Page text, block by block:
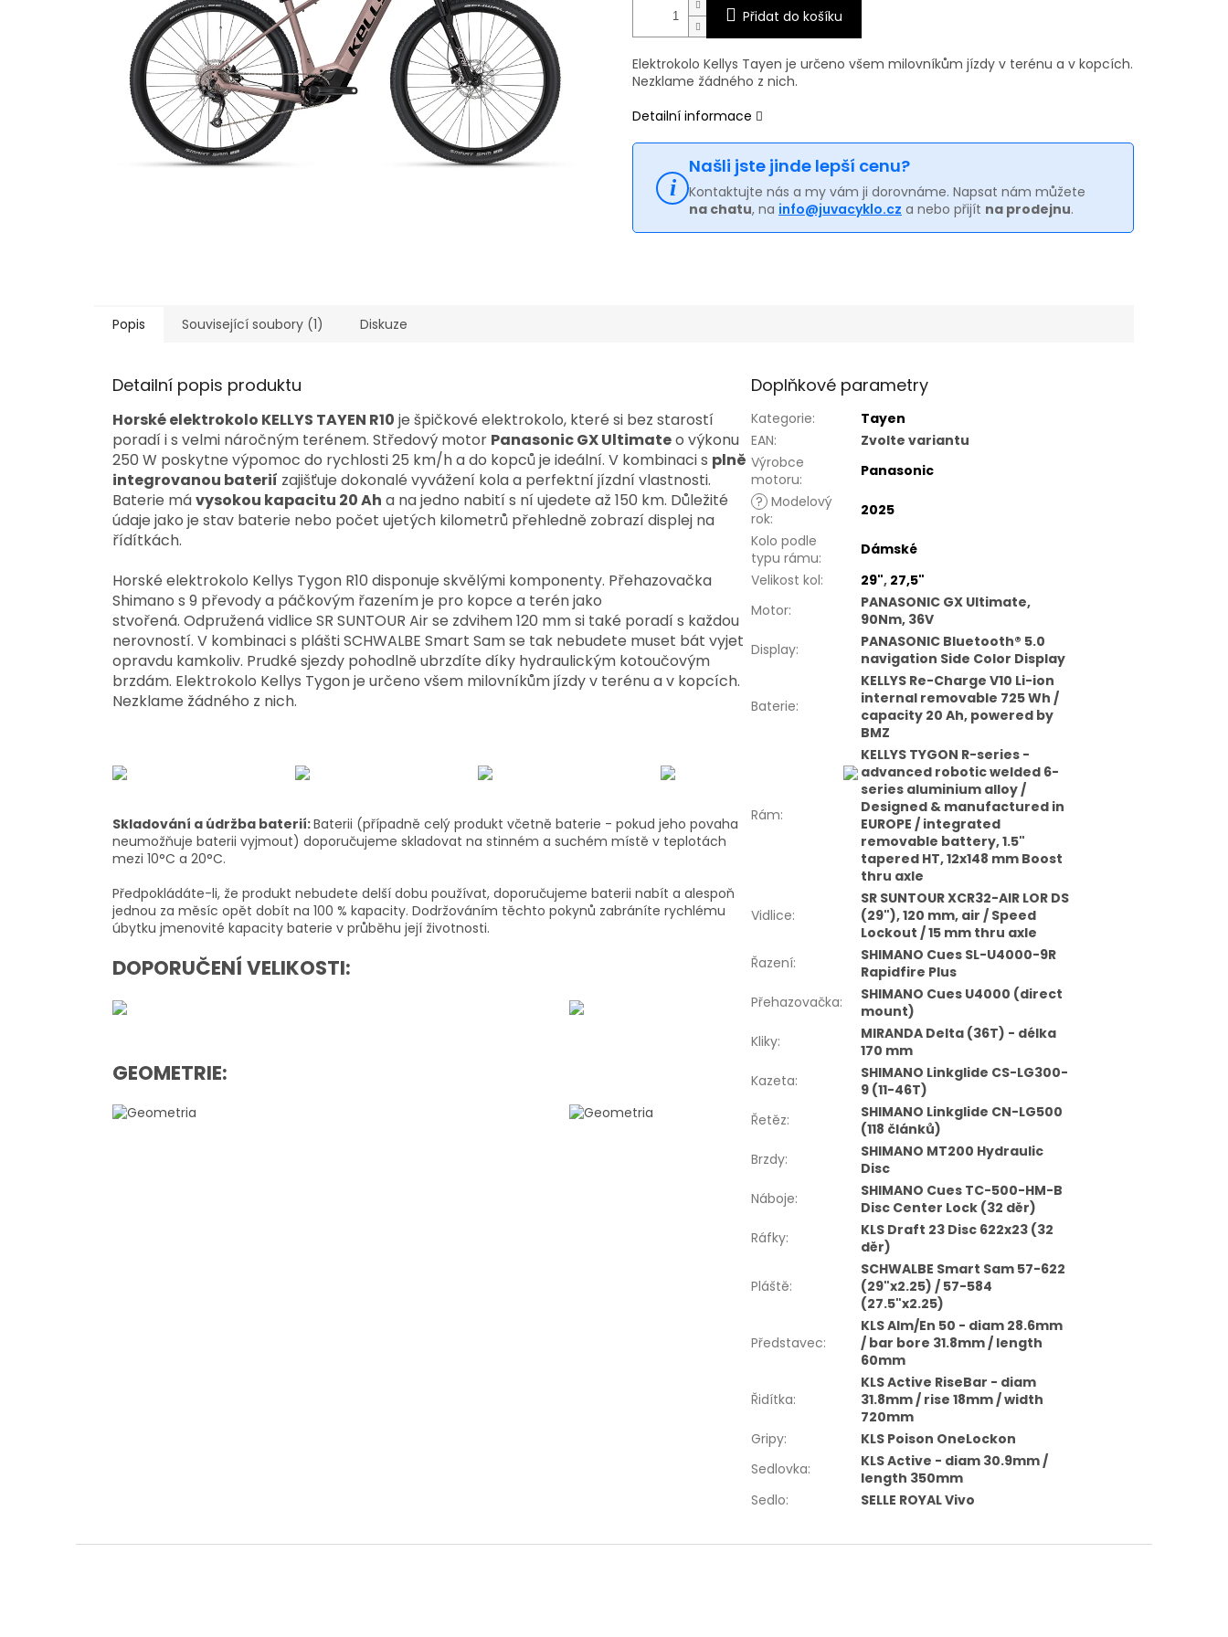
Přidat do košíku
Elektrokolo Kellys Tayen je určeno všem milovníkům jízdy v terénu a v kopcích.
Nezklame žádného z nich.
Detailní informace
Našli jste jinde lepší cenu?
Kontaktujte nás a my vám ji dorovnáme. Napsat nám můžete
na chatu, na info@juvacyklo.cz a nebo přijít na prodejnu.
Popis Související soubory (1) Diskuze
Detailní popis produktu
Horské elektrokolo KELLYS TAYEN R10 je špičkové elektrokolo, které si bez starostí
poradí i s velmi náročným terénem. Středový motor Panasonic GX Ultimateo výkonu
250 W poskytne výpomoc do rychlosti 25 km/h a do kopců je ideální. V kombinaci s plně
integrovanou baterií zajišťuje dokonalé vyvážení kola a perfektní jízdní vlastnosti.
Baterie mávysokou kapacitu 20 Ah a na jedno nabití s ní ujedete až 150 km. Důležité
údaje jako je stav baterie nebo počet ujetých kilometrů přehledně zobrazí displej na
řídítkách.
Horské elektrokolo Kellys Tygon R10 disponuje skvělými komponenty. Přehazovačka
Shimano s 9 převody a páčkovým řazením je pro kopce a terén jako
stvořená. Odpružená vidlice SR SUNTOUR Air se zdvihem 120 mm si také poradí s každou
nerovností. V kombinaci s pláštiSCHWALBE Smart Samse tak nebudete muset bát vyjet
opravdu kamkoliv. Prudké sjezdy pohodlně ubrzdíte díky hydraulickým kotoučovým
brzdám. Elektrokolo Kellys Tygon je určeno všem milovníkům jízdy v terénu a v kopcích.
Nezklame žádného z nich.
Skladování a údržba baterií:Baterii (případně celý produkt včetně baterie - pokud jeho povaha
neumožňuje baterii vyjmout) doporučujeme skladovat na stinném a suchém místě v teplotách
mezi 10°C a 20°C.
Předpokládáte-li, že produkt nebudete delší dobu používat, doporučujeme baterii nabít a alespoň
jednou za měsíc opět dobít na 100 % kapacity. Dodržováním těchto pokynů zabráníte rychlému
úbytku jmenovité kapacity baterie v průběhu její životnosti.
DOPORUČENÍ VELIKOSTI:
GEOMETRIE:
Doplňkové parametry
Kategorie:
Tayen
EAN:
Zvolte variantu
Výrobce
motoru:
Panasonic
? Modelový
rok:
2025
Kolo podle
typu rámu:
Dámské
Velikost kol: 29", 27,5"
Motor:
PANASONIC GX Ultimate,
90Nm, 36V
Display:
PANASONIC Bluetooth® 5.0
navigation Side Color Display
Baterie:
KELLYS Re-Charge V10 Li-ion
internal removable 725 Wh /
capacity 20 Ah, powered by
BMZ
Rám:
KELLYS TYGON R-series -
advanced robotic welded 6-
series aluminium alloy /
Designed & manufactured in
EUROPE / integrated
removable battery, 1.5"
tapered HT, 12x148 mm Boost
thru axle
Vidlice:
SR SUNTOUR XCR32-AIR LOR DS
(29"), 120 mm, air / Speed
Lockout / 15 mm thru axle
Řazení:
SHIMANO Cues SL-U4000-9R
Rapidfire Plus
Přehazovačka:
SHIMANO Cues U4000 (direct
mount)
Kliky:
MIRANDA Delta (36T) - délka
170 mm
Kazeta:
SHIMANO Linkglide CS-LG300-
9 (11-46T)
Řetěz:
SHIMANO Linkglide CN-LG500
(118 článků)
Brzdy:
SHIMANO MT200 Hydraulic
Disc
Náboje:
SHIMANO Cues TC-500-HM-B
Disc Center Lock (32 děr)
Ráfky:
KLS Draft 23 Disc 622x23 (32
děr)
Pláště:
SCHWALBE Smart Sam 57-622
(29"x2.25) / 57-584
(27.5"x2.25)
Představec:
KLS Alm/En 50 - diam 28.6mm
/ bar bore 31.8mm / length
60mm
Řidítka:
KLS Active RiseBar - diam
31.8mm / rise 18mm / width
720mm
Gripy:
KLS Poison OneLockon
Sedlovka:
KLS Active - diam 30.9mm /
length 350mm
Sedlo: SELLE ROYAL Vivo